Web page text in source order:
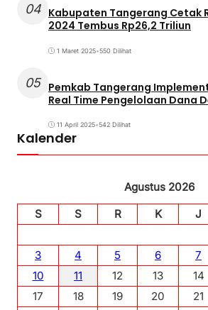
04 Kabupaten Tangerang Cetak
2024 Tembus Rp26,2 Triliun
1 Maret 2025•550 Dilihat
05 Pemkab Tangerang
Real Time Pengelolaan Dana
11 April 2025•542 Dilihat
Kalender
Agustus 2026
S
S R K J
3
4 5 6 7
10
11 12 13 14
17
18 19 20 21